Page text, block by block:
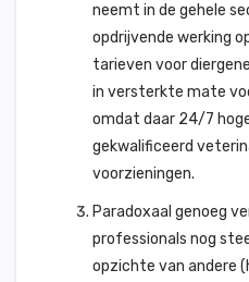
neemt in de gehele
opdrijvende werking
tarieven voor
in versterkte mate
omdat daar 24/7
gekwalificeerd
voorzieningen.
Paradoxaal genoeg
professionals nog
opzichte van andere